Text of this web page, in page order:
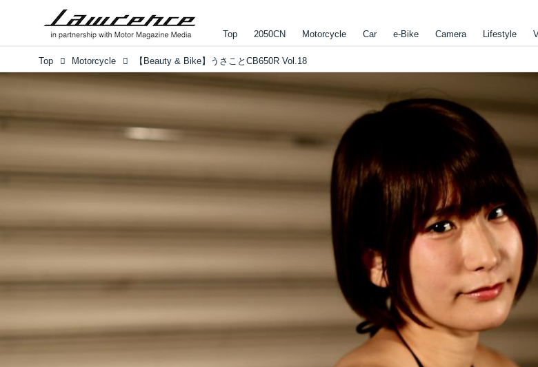
Top 2050CN Motorcycle Car e-Bike Camera Lifestyle
Top Motorcycle 【Beauty & Bike】うさことCB650R Vol.18